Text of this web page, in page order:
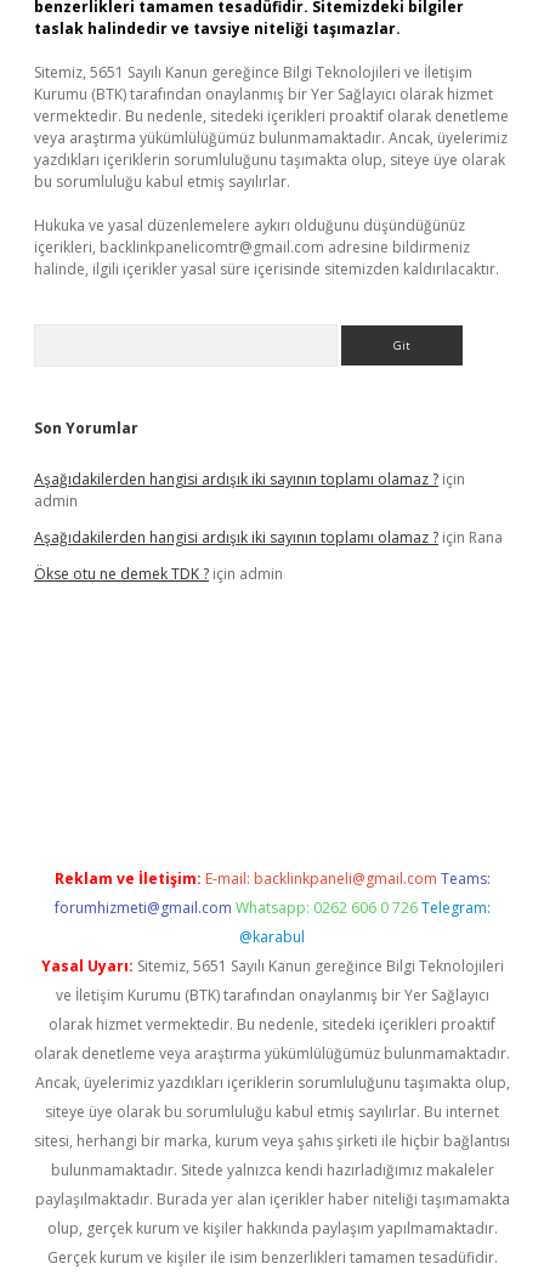
benzerlikleri tamamen tesadüfidir. Sitemizdeki bilgiler
taslak halindedir ve tavsiye niteliği taşımazlar.
Sitemiz, 5651 Sayılı Kanun gereğince Bilgi Teknolojileri ve İletişim
Kurumu (BTK) tarafından onaylanmış bir Yer Sağlayıcı olarak hizmet
vermektedir. Bu nedenle, sitedeki içerikleri proaktif olarak denetleme
veya araştırma yükümlülüğümüz bulunmamaktadır. Ancak, üyelerimiz
yazdıkları içeriklerin sorumluluğunu taşımakta olup, siteye üye olarak
bu sorumluluğu kabul etmiş sayılırlar.
Hukuka ve yasal düzenlemelere aykırı olduğunu düşündüğünüz
içerikleri, backlinkpanelicomtr@gmail.com adresine bildirmeniz
halinde, ilgili içerikler yasal süre içerisinde sitemizden kaldırılacaktır.
Son Yorumlar
Aşağıdakilerden hangisi ardışık iki sayının toplamı olamaz ? için
admin
Aşağıdakilerden hangisi ardışık iki sayının toplamı olamaz ? için Rana
Ökse otu ne demek TDK ? için admin
Reklam ve İletişim: E-mail: backlinkpaneli@gmail.com Teams:
forumhizmeti@gmail.com Whatsapp: 0262 606 0 726 Telegram:
@karabul
Yasal Uyarı: Sitemiz, 5651 Sayılı Kanun gereğince Bilgi Teknolojileri
ve İletişim Kurumu (BTK) tarafından onaylanmış bir Yer Sağlayıcı
olarak hizmet vermektedir. Bu nedenle, sitedeki içerikleri proaktif
olarak denetleme veya araştırma yükümlülüğümüz bulunmamaktadır.
Ancak, üyelerimiz yazdıkları içeriklerin sorumluluğunu taşımakta olup,
siteye üye olarak bu sorumluluğu kabul etmiş sayılırlar. Bu internet
sitesi, herhangi bir marka, kurum veya şahıs şirketi ile hiçbir bağlantısı
bulunmamaktadır. Sitede yalnızca kendi hazırladığımız makaleler
paylaşılmaktadır. Burada yer alan içerikler haber niteliği taşımamakta
olup, gerçek kurum ve kişiler hakkında paylaşım yapılmamaktadır.
Gerçek kurum ve kişiler ile isim benzerlikleri tamamen tesadüfidir.